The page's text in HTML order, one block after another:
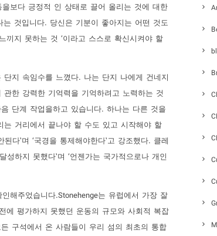
보다 긍정적 인 상태로 끌어 올리는 것에 대한
것입니다. 당신은 기분이 좋아지는 어떤 것도
지 못하는 것 ‘이라고 스스로 확신시켜야 할
지 속임수를 느꼈다. 나는 단지 나에게 건네지
한 강력한 기억력을 기억하려고 노력하는 것
단계 작업을하고 있습니다. 하나는 다른 것을
거리에서 끝나야 할 수도 있고 시작해야 할
다’며 ‘국경을 통제해야한다’고 강조했다. 클레
하지 못했다’며 ‘언젠가는 국가적으로나 개인
해주었습니다.Stonehenge는 유럽에서 가장 잘
에 평가하지 못했던 운동의 규모와 사회적 복잡
구석에서 온 사람들이 우리 섬의 최초의 통합